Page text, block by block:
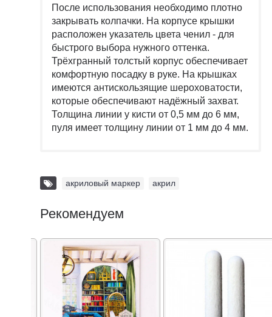
После использования необходимо плотно
закрывать колпачки. На корпусе крышки
расположен указатель цвета ченил - для
быстрого выбора нужного оттенка.
Трёхгранный толстый корпус обеспечивает
комфортную посадку в руке. На крышках
имеются антискользящие шероховатости,
которые обеспечивают надёжный захват.
Толщина линии у кисти от 0,5 мм до 6 мм,
пуля имеет толщину линии от 1 мм до 4 мм.
акриловый маркер акрил
Рекомендуем